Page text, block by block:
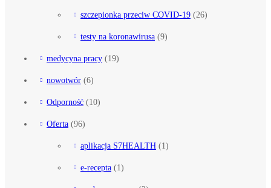
szczepionka przeciw COVID-19 (26)
testy na koronawirusa (9)
medycyna pracy (19)
nowotwór (6)
Odporność (10)
Oferta (96)
aplikacja S7HEALTH (1)
e-recepta (1)